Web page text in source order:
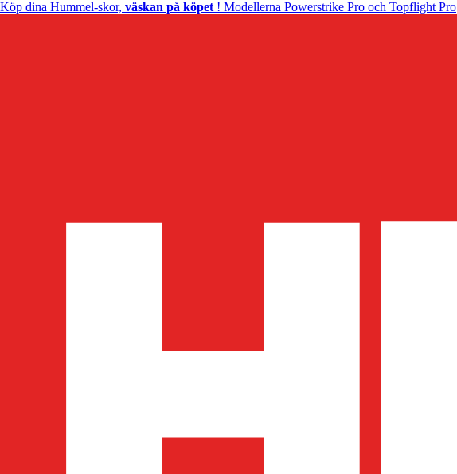
Köp dina Hummel-skor, väskan på köpet ! Modellerna Powerstrike Pro och Topflight Pro